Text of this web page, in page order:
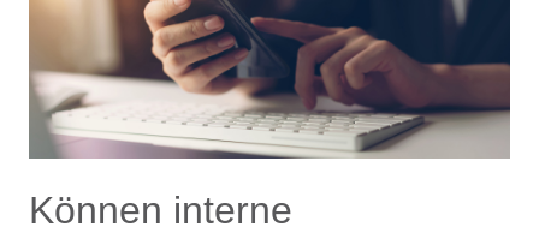
Können interne